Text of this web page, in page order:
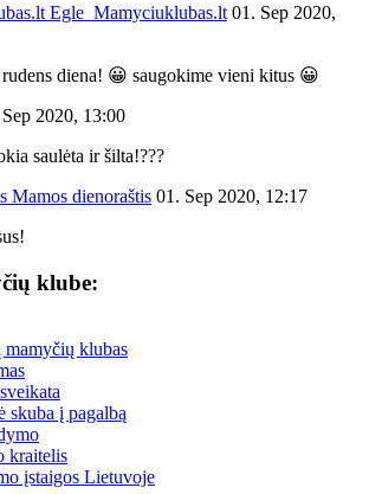
Egle_Mamyciuklubas.lt 01. Sep 2020,
diena! 😀 saugokime vieni kitus 😀
2020, 13:00
saulėta ir šilta!???
Mamos dienoraštis 01. Sep 2020, 12:17
klube:
mamyčių klubas
skuba į pagalbą
kraitelis
įstaigos Lietuvoje